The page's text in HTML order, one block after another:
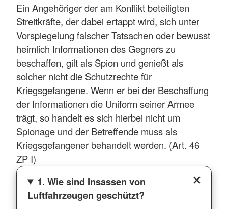
Ein Angehöriger der am Konflikt beteiligten
Streitkräfte, der dabei ertappt wird, sich unter
Vorspiegelung falscher Tatsachen oder bewusst
heimlich Informationen des Gegners zu
beschaffen, gilt als Spion und genießt als
solcher nicht die Schutzrechte für
Kriegsgefangene. Wenn er bei der Beschaffung
der Informationen die Uniform seiner Armee
trägt, so handelt es sich hierbei nicht um
Spionage und der Betreffende muss als
Kriegsgefangener behandelt werden. (Art. 46
ZP I)
1. Wie sind Insassen von
Luftfahrzeugen geschützt?